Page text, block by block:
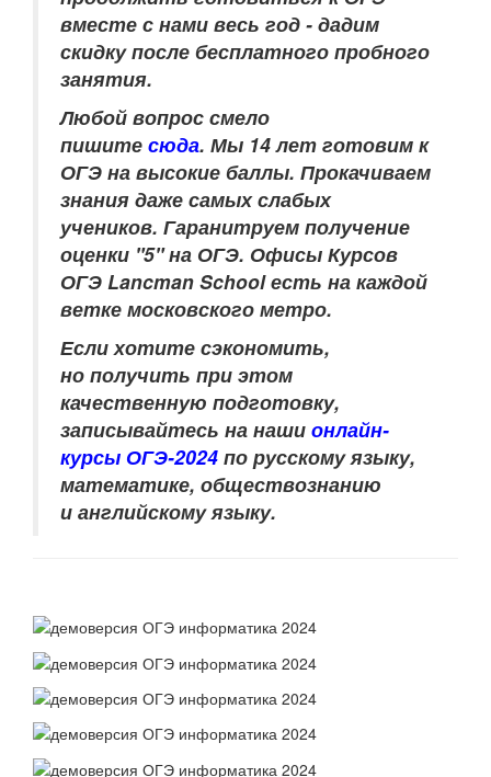
вместе с нами весь год - дадим
скидку после бесплатного пробного
занятия.
Любой вопрос смело
пишите сюда. Мы 14 лет готовим к
ОГЭ на высокие баллы. Прокачиваем
знания даже самых слабых
учеников. Гаранитруем получение
оценки "5" на ОГЭ. Офисы Курсов
ОГЭ Lancman School есть на каждой
ветке московского метро.
Если хотите сэкономить,
но получить при этом
качественную подготовку,
записывайтесь на наши онлайн-
курсы ОГЭ-2024 по русскому языку,
математике, обществознанию
и английскому языку.